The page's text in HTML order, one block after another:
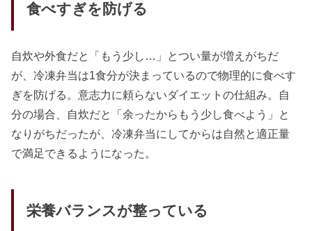
食べすぎを防げる
自炊や外食だと「もう少し…」とつい量が増えがちだ
が、冷凍弁当は1食分が決まっているので物理的に食べす
ぎを防げる。意志力に頼らないダイエットの仕組み。自
分の場合、自炊だと「余ったからもう少し食べよう」と
なりがちだったが、冷凍弁当にしてからは自然と適正量
で満足できるようになった。
栄養バランスが整っている